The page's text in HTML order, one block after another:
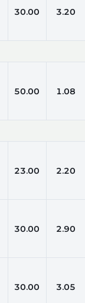
30.00 3.20
50.00 1.08
23.00 2.20
30.00 2.90
30.00 3.05